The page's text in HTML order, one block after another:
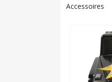
Accessoires